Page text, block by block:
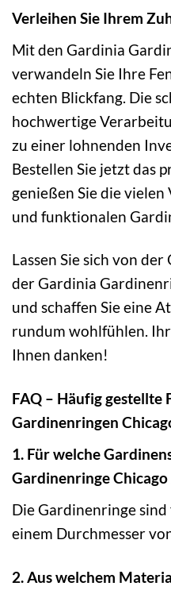
Verleihen Sie Ihrem
Mit den Gardinia
verwandeln Sie Ihre
echten Blickfang. Die
hochwertige
zu einer lohnenden
Bestellen Sie jetzt das
genießen Sie die
und funktionalen
Lassen Sie sich von
der Gardinia
und schaffen Sie eine
rundum wohlfühlen.
Ihnen danken!
FAQ – Häufig gestellte
Gardinenringen
1. Für welche
Gardinenringe Chicago
Die Gardinenringe
einem Durchmesser
2. Aus welchem